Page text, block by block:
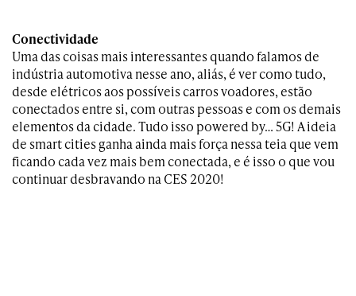
Conectividade
Uma das coisas mais interessantes quando falamos de
indústria automotiva nesse ano, aliás, é ver como tudo,
desde elétricos aos possíveis carros voadores, estão
conectados entre si, com outras pessoas e com os demais
elementos da cidade. Tudo isso powered by… 5G! A ideia
de smart cities ganha ainda mais força nessa teia que vem
ficando cada vez mais bem conectada, e é isso o que vou
continuar desbravando na CES 2020!